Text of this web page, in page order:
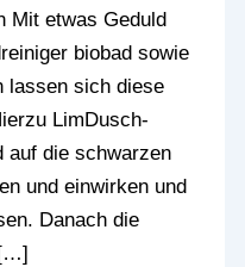
Mit etwas Geduld
biobad sowie
lassen sich diese
LimDusch-
auf die schwarzen
und einwirken und
Danach die
[…]